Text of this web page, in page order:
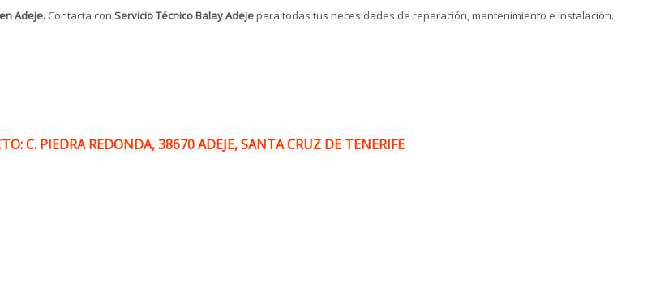
Adeje. Contacta con Servicio Técnico Balay Adejepara todas tus necesidades de reparación, mantenimiento e instalación.
C. PIEDRA REDONDA, 38670 ADEJE, SANTA CRUZ DE TENERIFE